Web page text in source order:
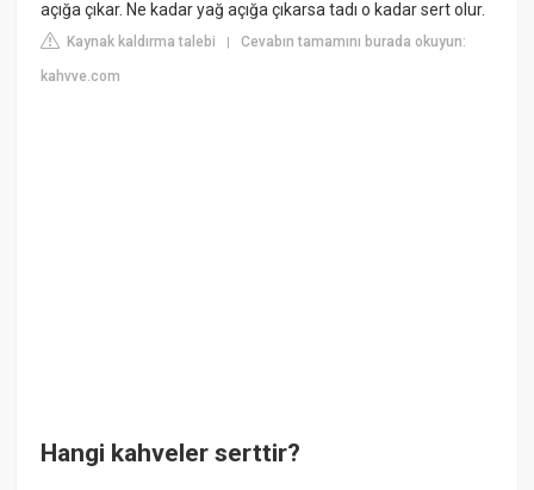
açığa çıkar. Ne kadar yağ açığa çıkarsa tadı o kadar sert olur.
Kaynak kaldırma talebi |Cevabın tamamını burada okuyun:
kahvve.com
Hangi kahveler serttir?